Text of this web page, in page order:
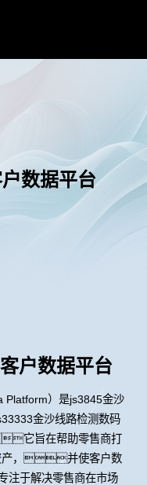
数据平台
户数据平台
Platform）是js3845金沙
金沙线路检测数码
它旨在帮助零售商打
产，并使客户数
注于解决零售商在市场